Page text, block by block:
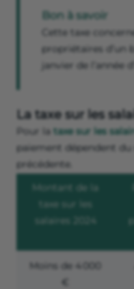
Bon à savoir
Cette taxe
propriétaires d’un
janvier de l’année
La taxe sur les
Pour la taxe sur les
paiement dépendent du
précédente.
Montant de la
taxe sur les
salaires 2024
Moins de 4 000
€